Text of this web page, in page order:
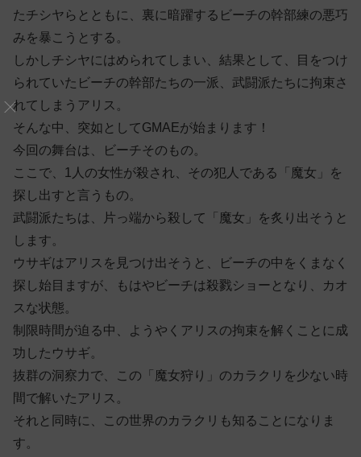
たチシヤらとともに、裏に暗躍するビーチの幹部練の悪巧
みを暴こうとする。
しかしチシヤにはめられてしまい、結果として、目をつけ
られていたビーチの幹部たちの一派、武闘派たちに拘束さ
れてしまうアリス。
そんな中、突如としてGMAEが始まります！
今回の舞台は、ビーチそのもの。
ここで、1人の女性が殺され、その犯人である「魔女」を
探し出すと言うもの。
武闘派たちは、片っ端から殺して「魔女」を炙り出そうと
します。
ウサギはアリスを見つけ出そうと、ビーチの中をくまなく
探し始目ますが、もはやビーチは殺戮ショーとなり、カオ
スな状態。
制限時間が迫る中、ようやくアリスの拘束を解くことに成
功したウサギ。
抜群の洞察力で、この「魔女狩り」のカラクリを少ない時
間で解いたアリス。
それと同時に、この世界のカラクリも知ることになりま
す。